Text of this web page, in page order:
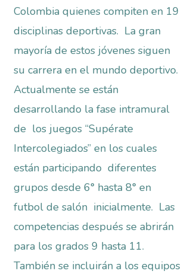
Colombia quienes compiten en 19
disciplinas deportivas. La gran
mayoría de estos jóvenes siguen
su carrera en el mundo deportivo.
Actualmente se están
desarrollando la fase intramural
de los juegos “Supérate
Intercolegiados” en los cuales
están participando diferentes
grupos desde 6° hasta 8° en
futbol de salón inicialmente. Las
competencias después se abrirán
para los grados 9 hasta 11.
También se incluirán a los equipos